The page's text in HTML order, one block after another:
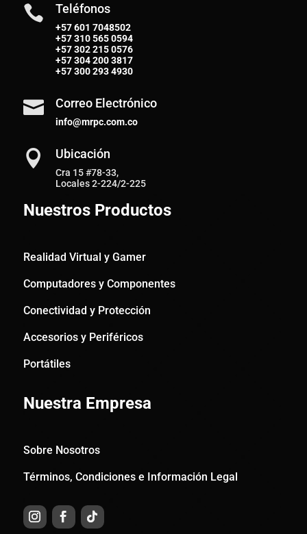
 Teléfonos
+57 601 7048502
+57310 565 0594
+57302 215 0576
+57304 200 3817
+57300 293 4930
 Correo Electrónico
info@mrpc.com.co
 Ubicación
Cra 15 #78-33,
Locales 2-224/2-225
Nuestros Productos
Realidad Virtual y Gamer
Computadores y Componentes
Conectividad y Protección
Accesorios y Periféricos
Portátiles
Nuestra Empresa
Sobre Nosotros
Términos, Condiciones e Información Legal